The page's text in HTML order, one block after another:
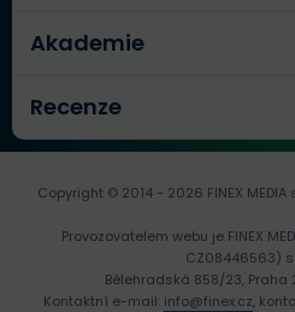
Akademie
Recenze
Copyright © 2014 - 2026 FINEX MEDIA
Provozovatelem webu je FINEX
CZ08446563)
Bělehradská 858/23, Praha
Kontaktní e-mail: info@finex.cz,